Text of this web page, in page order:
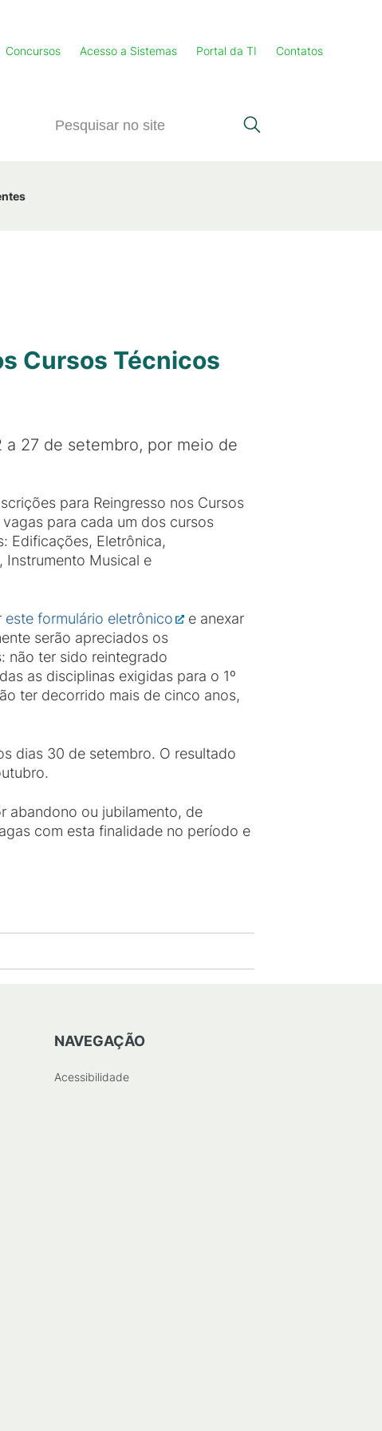
Concursos Acesso a Sistemas Portal da TI Contatos
Cursos Técnicos
27 de setembro, por meio de
para Reingresso nos Cursos
para cada um dos cursos
Edificações, Eletrônica,
Instrumento Musical e
este formulário eletrônico
e anexar
serão apreciados os
não ter sido reintegrado
as disciplinas exigidas para o 1º
ter decorrido mais de cinco anos,
dias 30 de setembro. O resultado
abandono ou jubilamento, de
com esta finalidade no período e
NAVEGAÇÃO
Acessibilidade